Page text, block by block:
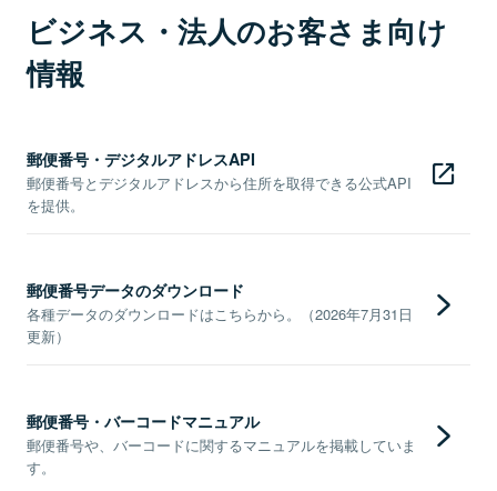
ビジネス・法人のお客さま向け
情報
郵便番号・デジタルアドレスAPI
郵便番号とデジタルアドレスから住所を取得できる公式API
を提供。
郵便番号データのダウンロード
各種データのダウンロードはこちらから。（2026年7月31日
更新）
郵便番号・バーコードマニュアル
郵便番号や、バーコードに関するマニュアルを掲載していま
す。